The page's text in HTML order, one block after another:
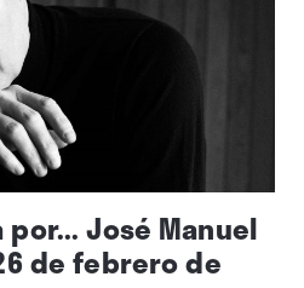
por... José Manuel
de febrero de